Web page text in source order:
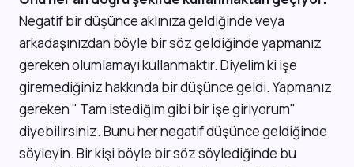
Negatif bir düşünce aklınıza geldiğinde veya
arkadaşınızdan böyle bir söz geldiğinde yapmanız
gereken olumlamayı kullanmaktır. Diyelim ki işe
giremediğiniz hakkında bir düşünce geldi. Yapmanız
gereken " Tam istediğim gibi bir işe giriyorum"
diyebilirsiniz. Bunu her negatif düşünce geldiğinde
söyleyin. Bir kişi böyle bir söz söylediğinde bu